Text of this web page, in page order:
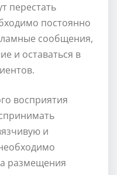
перестать
постоянно
сообщения,
и оставаться в
восприятия
и
размещения